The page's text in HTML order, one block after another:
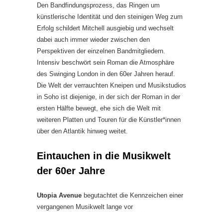
Den Bandfindungsprozess, das Ringen um
künstlerische Identität und den steinigen Weg zum
Erfolg schildert Mitchell ausgiebig und wechselt
dabei auch immer wieder zwischen den
Perspektiven der einzelnen Bandmitgliedern.
Intensiv beschwört sein Roman die Atmosphäre
des Swinging London in den 60er Jahren herauf.
Die Welt der verrauchten Kneipen und Musikstudios
in Soho ist diejenige, in der sich der Roman in der
ersten Hälfte bewegt, ehe sich die Welt mit
weiteren Platten und Touren für die Künstler*innen
über den Atlantik hinweg weitet.
Eintauchen in die Musikwelt
der 60er Jahre
Utopia Avenue begutachtet die Kennzeichen einer
vergangenen Musikwelt lange vor